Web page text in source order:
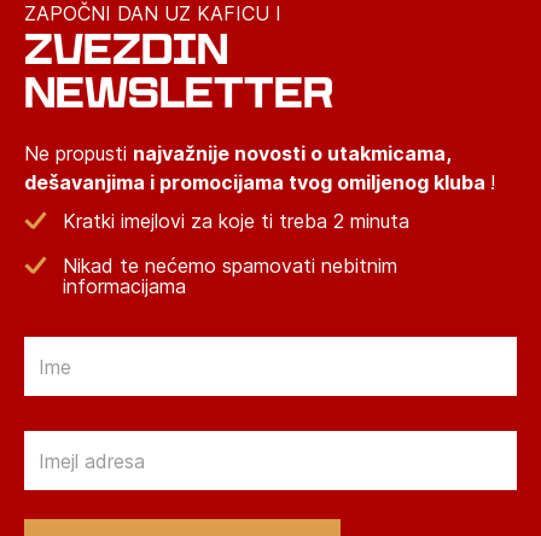
ZAPOČNI DAN UZ KAFICU I
ZVEZDIN
NEWSLETTER
Ne propusti najvažnije novosti o utakmicama,
dešavanjima i promocijama tvog omiljenog kluba !
Kratki imejlovi za koje ti treba 2 minuta
Nikad te nećemo spamovati nebitnim
informacijama